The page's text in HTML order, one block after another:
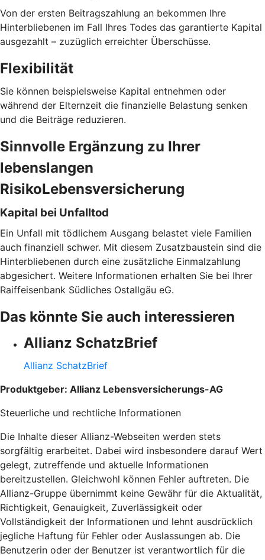
Von der ersten Beitragszahlung an bekommen Ihre
Hinterbliebenen im Fall Ihres Todes das garantierte Kapital
ausgezahlt – zuzüglich erreichter Überschüsse.
Flexibilität
Sie können beispielsweise Kapital entnehmen oder
während der Elternzeit die finanzielle Belastung senken
und die Beiträge reduzieren.
Sinnvolle Ergänzung zu Ihrer
lebenslangen
RisikoLebensversicherung
Kapital bei Unfalltod
Ein Unfall mit tödlichem Ausgang belastet viele Familien
auch finanziell schwer. Mit diesem Zusatzbaustein sind die
Hinterbliebenen durch eine zusätzliche Einmalzahlung
abgesichert. Weitere Informationen erhalten Sie bei Ihrer
Raiffeisenbank Südliches Ostallgäu eG.
Das könnte Sie auch interessieren
Allianz SchatzBrief
Allianz SchatzBrief
Produktgeber: Allianz Lebensversicherungs-AG
Steuerliche und rechtliche Informationen
Die Inhalte dieser Allianz-Webseiten werden stets
sorgfältig erarbeitet. Dabei wird insbesondere darauf Wert
gelegt, zutreffende und aktuelle Informationen
bereitzustellen. Gleichwohl können Fehler auftreten. Die
Allianz-Gruppe übernimmt keine Gewähr für die Aktualität,
Richtigkeit, Genauigkeit, Zuverlässigkeit oder
Vollständigkeit der Informationen und lehnt ausdrücklich
jegliche Haftung für Fehler oder Auslassungen ab. Die
Benutzerin oder der Benutzer ist verantwortlich für die